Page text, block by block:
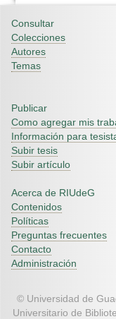
Consultar
Colecciones
Autores
Temas
Publicar
Como agregar mis
Información para
Subir tesis
Subir artículo
Acerca de RIUdeG
Contenidos
Políticas
Preguntas frecuentes
Contacto
Administración
© Universidad de
Universitario de